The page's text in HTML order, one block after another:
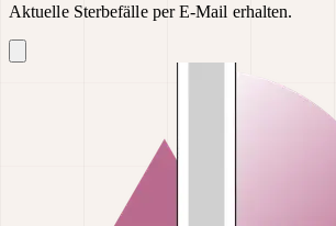
Aktuelle Sterbefälle per E-Mail erhalten.